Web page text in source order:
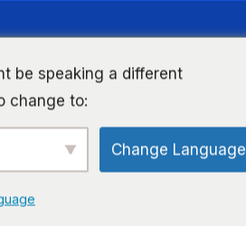
be speaking a different
change to:
Change Language